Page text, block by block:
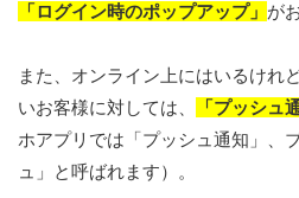
「ログイン時のポップアップ」 が
また、オンライン上にはいるけれ
いお客様に対しては、
「プッシュ
ホアプリでは「プッシュ通知」、
ュ」と呼ばれます）。